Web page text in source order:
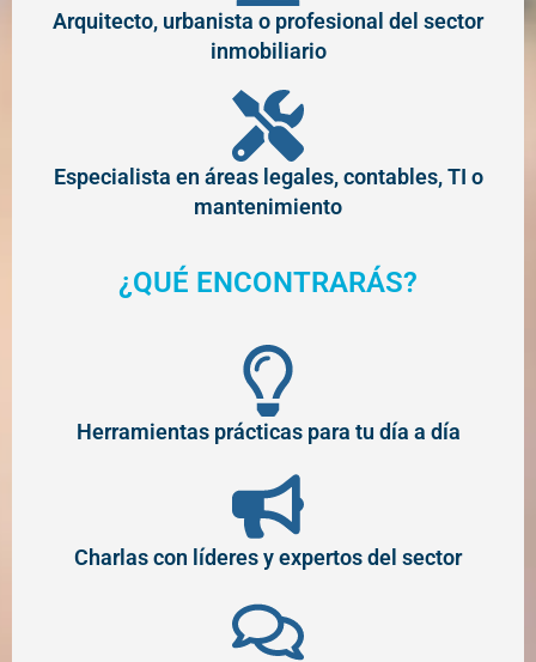
inmobiliario
Especialista en áreas legales, contables, TI o
mantenimiento
Herramientas prácticas para tu día a día
Charlas con líderes y expertos del sector
Espacios para compartir experiencias y crear